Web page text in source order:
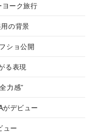
ーク旅行
の背景
ショ公開
る表現
力感”
がデビュー
ュー